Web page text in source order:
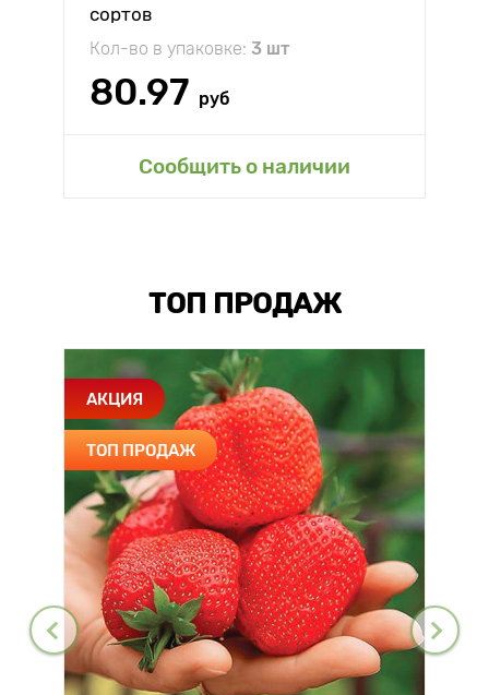
сортов
Кол-во в упаковке: 3 шт
80.97 руб
Сообщить о наличии
ТОП ПРОДАЖ
АКЦИЯ
ТОП ПРОДАЖ